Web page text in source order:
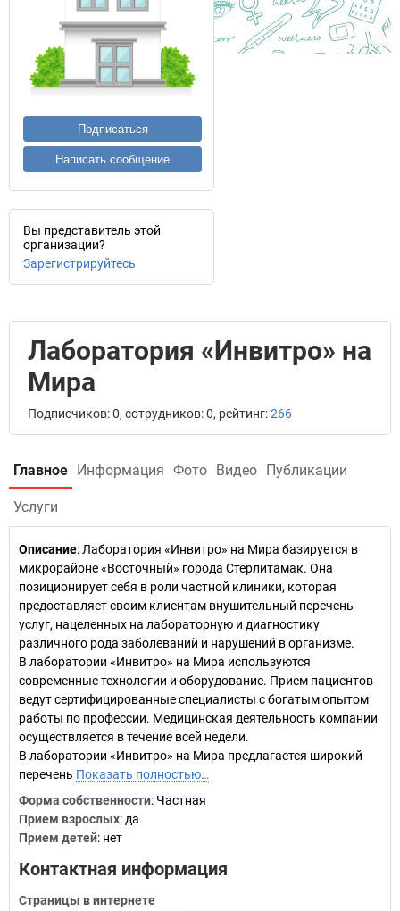
Подписаться
Написать сообщение
Вы представитель этой
организации?
Зарегистрируйтесь
Лаборатория «Инвитро» на
Мира
Подписчиков: 0, сотрудников: 0, рейтинг:266
Главное Информация Фото Видео Публикации
Услуги
Описание: Лаборатория «Инвитро» на Мира базируется в
микрорайоне «Восточный» города Стерлитамак. Она
позиционирует себя в роли частной клиники, которая
предоставляет своим клиентам внушительный перечень
услуг, нацеленных на лабораторную и диагностику
различного рода заболеваний и нарушений в организме.
В лаборатории «Инвитро» на Мира используются
современные технологии и оборудование. Прием пациентов
ведут сертифицированные специалисты с богатым опытом
работы по профессии. Медицинская деятельность компании
осуществляется в течение всей недели.
В лаборатории «Инвитро» на Мира предлагается широкий
перечень Показать полностью…
Форма собственности: Частная
Прием взрослых: да
Прием детей: нет
Контактная информация
Страницы в интернете